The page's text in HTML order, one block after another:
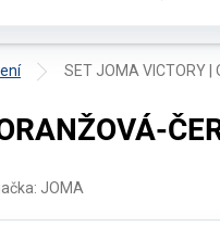
SET JOMA VICTORY |
JOMA